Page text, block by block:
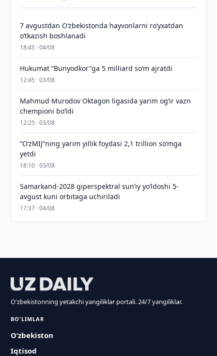
7 avgustdan O‘zbekistonda hayvonlarni ro‘yxatdan
o‘tkazish boshlanadi
18:45 · 04/08
Hukumat “Bunyodkor”ga 5 milliard so‘m ajratdi
12:45 · 03/08
Mahmud Murodov Oktagon ligasida yarim og‘ir vazn
chempioni bo‘ldi
12:25 · 03/08
“O‘zMIJ”ning yarim yillik foydasi 2,1 trillion so‘mga
yetdi
18:10 · 03/08
Samarkand-2028 giperspektral sun’iy yo‘ldoshi 5-
avgust kuni orbitaga uchiriladi
17:37 · 04/08
O'zbekistonning yetakchi yangiliklar portali. 24/7 yangiliklar.
BO'LIMLAR
O‘zbekiston
Iqtisod